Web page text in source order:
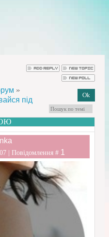
»
під
| Повідомлення # 1